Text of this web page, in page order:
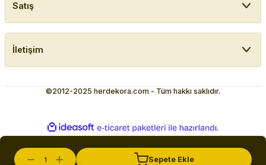
Sepete Ekle
Satış
İletişim
©2012-2025 herdekora.com - Tüm hakkı saklıdır.
ideasoft
e-
ticaret
hazırlandı.